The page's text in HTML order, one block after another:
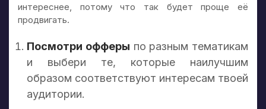
интереснее, потому что так будет проще её
продвигать.
Посмотри офферы по разным тематикам
и выбери те, которые наилучшим
образом соответствуют интересам твоей
аудитории.